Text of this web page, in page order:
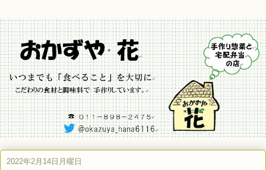
2022年2月14日月曜日